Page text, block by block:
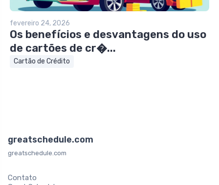
fevereiro 24, 2026
Os benefícios e desvantagens do uso
de cartões de cr�...
Cartão de Crédito
greatschedule.com
greatschedule.com
Contato